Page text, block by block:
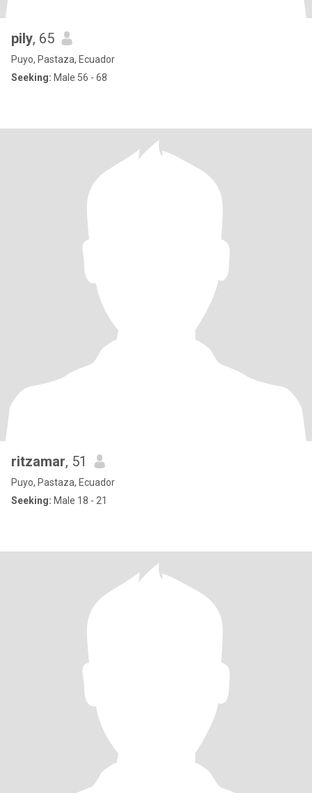
pily, 65
Puyo, Pastaza, Ecuador
Seeking: Male 56 - 68
ritzamar, 51
Puyo, Pastaza, Ecuador
Seeking: Male 18 - 21